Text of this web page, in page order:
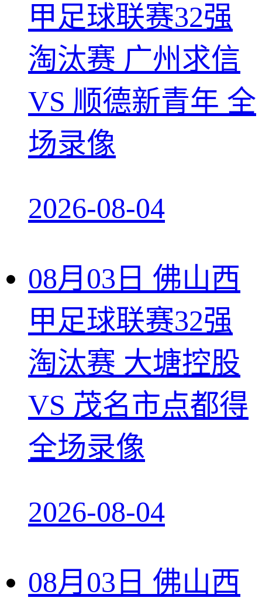
甲足球联赛32强
淘汰赛 广州求信
VS 顺德新青年 全
场录像
2026-08-04
08月03日 佛山西
甲足球联赛32强
淘汰赛 大塘控股
VS 茂名市点都得
全场录像
2026-08-04
08月03日 佛山西